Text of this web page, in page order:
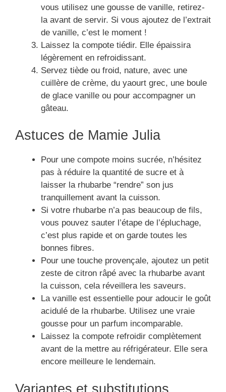
vous utilisez une gousse de vanille, retirez-
la avant de servir. Si vous ajoutez de l’extrait
de vanille, c’est le moment !
Laissez la compote tiédir. Elle épaissira
légèrement en refroidissant.
Servez tiède ou froid, nature, avec une
cuillère de crème, du yaourt grec, une boule
de glace vanille ou pour accompagner un
gâteau.
Astuces de Mamie Julia
Pour une compote moins sucrée, n’hésitez
pas à réduire la quantité de sucre et à
laisser la rhubarbe “rendre” son jus
tranquillement avant la cuisson.
Si votre rhubarbe n’a pas beaucoup de fils,
vous pouvez sauter l’étape de l’épluchage,
c’est plus rapide et on garde toutes les
bonnes fibres.
Pour une touche provençale, ajoutez un petit
zeste de citron râpé avec la rhubarbe avant
la cuisson, cela réveillera les saveurs.
La vanille est essentielle pour adoucir le goût
acidulé de la rhubarbe. Utilisez une vraie
gousse pour un parfum incomparable.
Laissez la compote refroidir complètement
avant de la mettre au réfrigérateur. Elle sera
encore meilleure le lendemain.
Variantes et substitutions